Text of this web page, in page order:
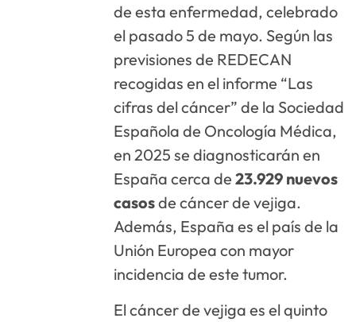
de esta enfermedad, celebrado
el pasado 5 de mayo. Según las
previsiones de REDECAN
recogidas en el informe “Las
cifras del cáncer” de la Sociedad
Española de Oncología Médica,
en 2025 se diagnosticarán en
España cerca de23.929 nuevos
casosde cáncer de vejiga.
Además, España es el país de la
Unión Europea con mayor
incidencia de este tumor.
El cáncer de vejiga es el quinto